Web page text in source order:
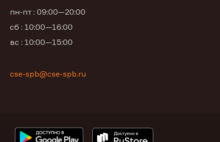
пн-пт : 09:00—20:00
сб : 10:00—16:00
вс : 10:00—15:00
cse-spb@cse-spb.ru